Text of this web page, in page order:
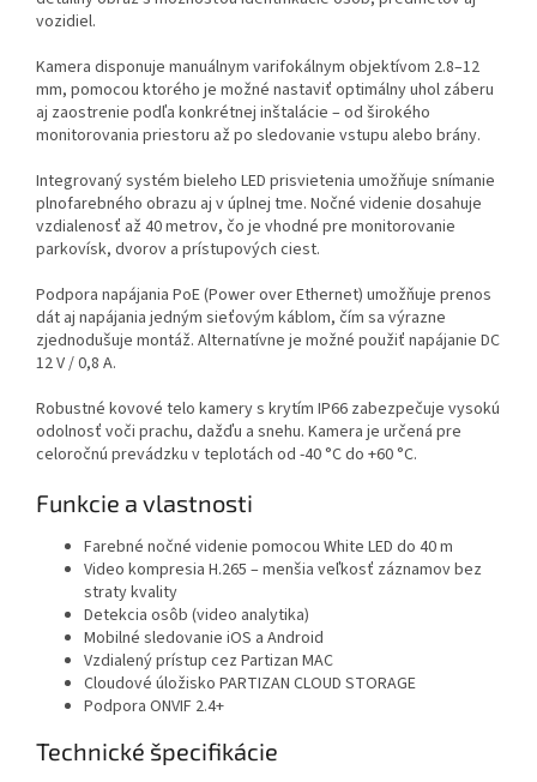
vozidiel.
Kamera disponuje manuálnym varifokálnym objektívom 2.8–12
mm, pomocou ktorého je možné nastaviť optimálny uhol záberu
aj zaostrenie podľa konkrétnej inštalácie – od širokého
monitorovania priestoru až po sledovanie vstupu alebo brány.
Integrovaný systém bieleho LED prisvietenia umožňuje snímanie
plnofarebného obrazu aj v úplnej tme. Nočné videnie dosahuje
vzdialenosť až 40 metrov, čo je vhodné pre monitorovanie
parkovísk, dvorov a prístupových ciest.
Podpora napájania PoE (Power over Ethernet) umožňuje prenos
dát aj napájania jedným sieťovým káblom, čím sa výrazne
zjednodušuje montáž. Alternatívne je možné použiť napájanie DC
12 V / 0,8 A.
Robustné kovové telo kamery s krytím IP66 zabezpečuje vysokú
odolnosť voči prachu, dažďu a snehu. Kamera je určená pre
celoročnú prevádzku v teplotách od -40 °C do +60 °C.
Funkcie a vlastnosti
Farebné nočné videnie pomocou White LED do 40 m
Video kompresia H.265 – menšia veľkosť záznamov bez
straty kvality
Detekcia osôb (video analytika)
Mobilné sledovanie iOS a Android
Vzdialený prístup cez Partizan MAC
Cloudové úložisko PARTIZAN CLOUD STORAGE
Podpora ONVIF 2.4+
Technické špecifikácie